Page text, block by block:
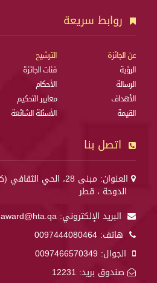
روابط سريعة
عن الجائزة
الرؤية
الرسالة
الأهداف
القيمة
الترشيح
فئات الجائزة
الأحكام
معايير التحكيم
الأسئلة الشائعة
اتصل بنا
العنوان: مبنى 28، الحي الثقافي (كتارا)،
الدوحة ، قطر
البريد الإلكتروني: award@hta.qa
هاتف: 0097444080464
الجوال: 0097466570349
صندوق بريد: 12231